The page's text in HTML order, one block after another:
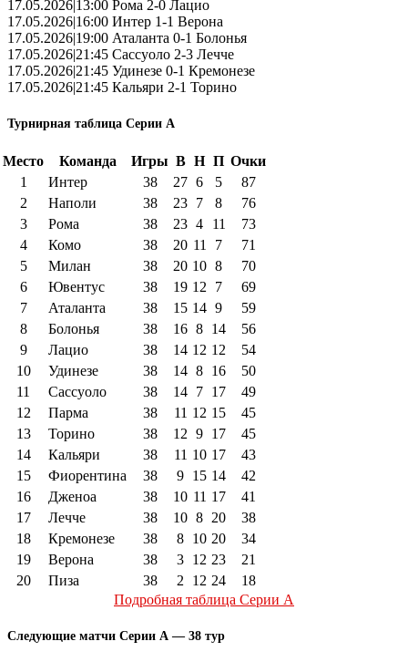
17.05.2026|13:00 Рома 2-0 Лацио
17.05.2026|16:00 Интер 1-1 Верона
17.05.2026|19:00 Аталанта 0-1 Болонья
17.05.2026|21:45 Сассуоло 2-3 Лечче
17.05.2026|21:45 Удинезе 0-1 Кремонезе
17.05.2026|21:45 Кальяри 2-1 Торино
Турнирная таблица Серии А
Место Команда Игры В Н П Очки
1
Интер 38 27 6 5
87
2
Наполи 38 23 7 8
76
3
Рома 38 23 4 11
73
4
Комо 38 20 11 7
71
5
Милан 38 20 10 8
70
6
Ювентус 38 19 12 7
69
7
Аталанта 38 15 14 9
59
8
Болонья 38 16 8 14
56
9
Лацио 38 14 12 12
54
10
Удинезе 38 14 8 16
50
11
Сассуоло 38 14 7 17
49
12
Парма 38 11 12 15
45
13
Торино 38 12 9 17
45
14
Кальяри 38 11 10 17
43
15
Фиорентина 38 9 15 14
42
16
Дженоа 38 10 11 17
41
17
Лечче 38 10 8 20
38
18
Кремонезе 38 8 10 20
34
19
Верона 38 3 12 23
21
20
Пиза 38 2 12 24
18
Подробная таблица Серии А
Следующие матчи Серии А — 38 тур